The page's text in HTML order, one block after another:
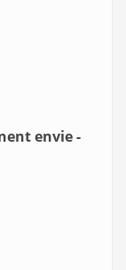
envie -